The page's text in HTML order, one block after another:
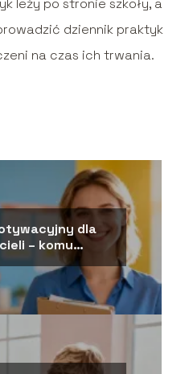
leży po stronie szkoły, a
dziennik praktyk
na czas ich trwania.
dla
– komu